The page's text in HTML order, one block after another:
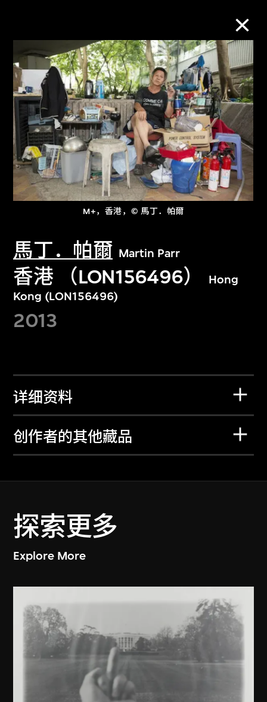
M+，香港，© 馬丁．帕爾
馬丁．帕爾 Martin Parr
香港 （LON156496）
Hong
Kong (LON156496)
2013
详细资料
创作者的其他藏品
探索更多
Explore More
M+藏品
进一步筛选 搜索
关于M+藏品
文化藏品。